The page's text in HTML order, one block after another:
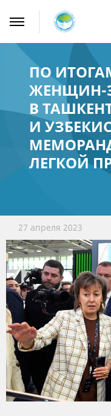
ПО
ЖЕНЩИН-
В
И
ЛЕГКОЙ
27 апреля 2023